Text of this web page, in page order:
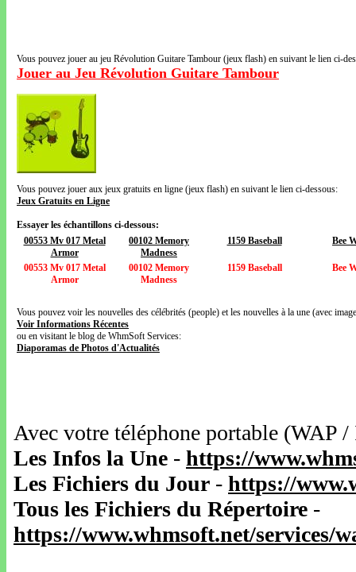
Vous pouvez jouer au jeu Révolution Guitare Tambour (jeux flash) en suivant le lien ci-
Jouer au Jeu Révolution Guitare Tambour
Vous pouvez jouer aux jeux gratuits en ligne (jeux flash) en suivant le lien ci-dessous:
Jeux Gratuits en Ligne
Essayer les échantillons ci-dessous:
00553 Mv 017 Metal
Armor
00102 Memory
Madness
1159 Baseball Bee
00553 Mv 017 Metal
Armor
00102 Memory
Madness
1159 Baseball Bee
Vous pouvez voir les nouvelles des célébrités (people) et les nouvelles à la une (avec
Voir Informations Récentes
ou en visitant le blog de WhmSoft Services:
Diaporamas de Photos d'Actualités
Avec votre téléphone portable
Les Infos la Une - https://
Les Fichiers du Jour - https://
Tous les Fichiers du Répertoire -
https://www.whmsoft.net/services/